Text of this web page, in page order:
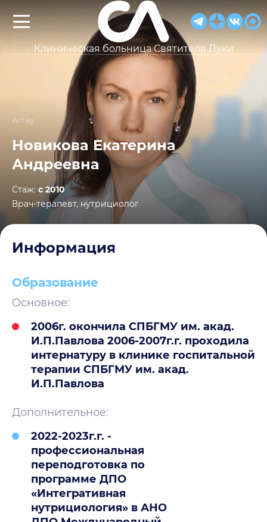
Клиническая больница Святителя Луки
Array
Новикова Екатерина
Андреевна
Стаж: с 2010
Врач-терапевт, нутрициолог
Информация
Образование
Основное:
2006г. окончила СПБГМУ им. акад.
И.П.Павлова 2006-2007г.г. проходила
интернатуру в клинике госпитальной
терапии СПБГМУ им. акад.
И.П.Павлова
Дополнительное:
2022-2023г.г. -
профессиональная
переподготовка по
программе ДПО
«Интегративная
нутрициология» в АНО